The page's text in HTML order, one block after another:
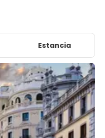
Estancia